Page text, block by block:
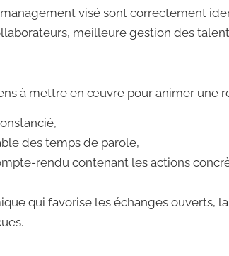
visé sont correctement
meilleure gestion des
à mettre en œuvre pour animer une
des temps de parole,
rendu contenant les actions
qui favorise les échanges ouverts,